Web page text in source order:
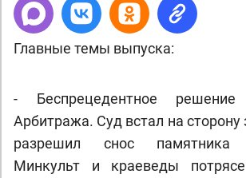
Главные темы выпуска:
- Беспрецедентное решение
Арбитража. Суд встал на сторону
разрешил снос памятника
Минкульт и краеведы